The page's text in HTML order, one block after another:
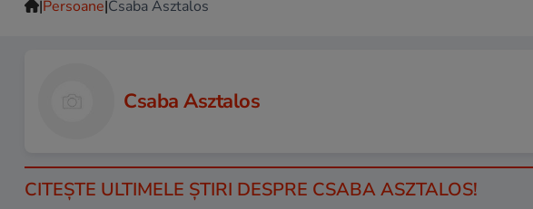
|Persoane|Csaba Asztalos
Csaba Asztalos
CITEŞTE ULTIMELE ŞTIRI DESPRE CSABA ASZTALOS!